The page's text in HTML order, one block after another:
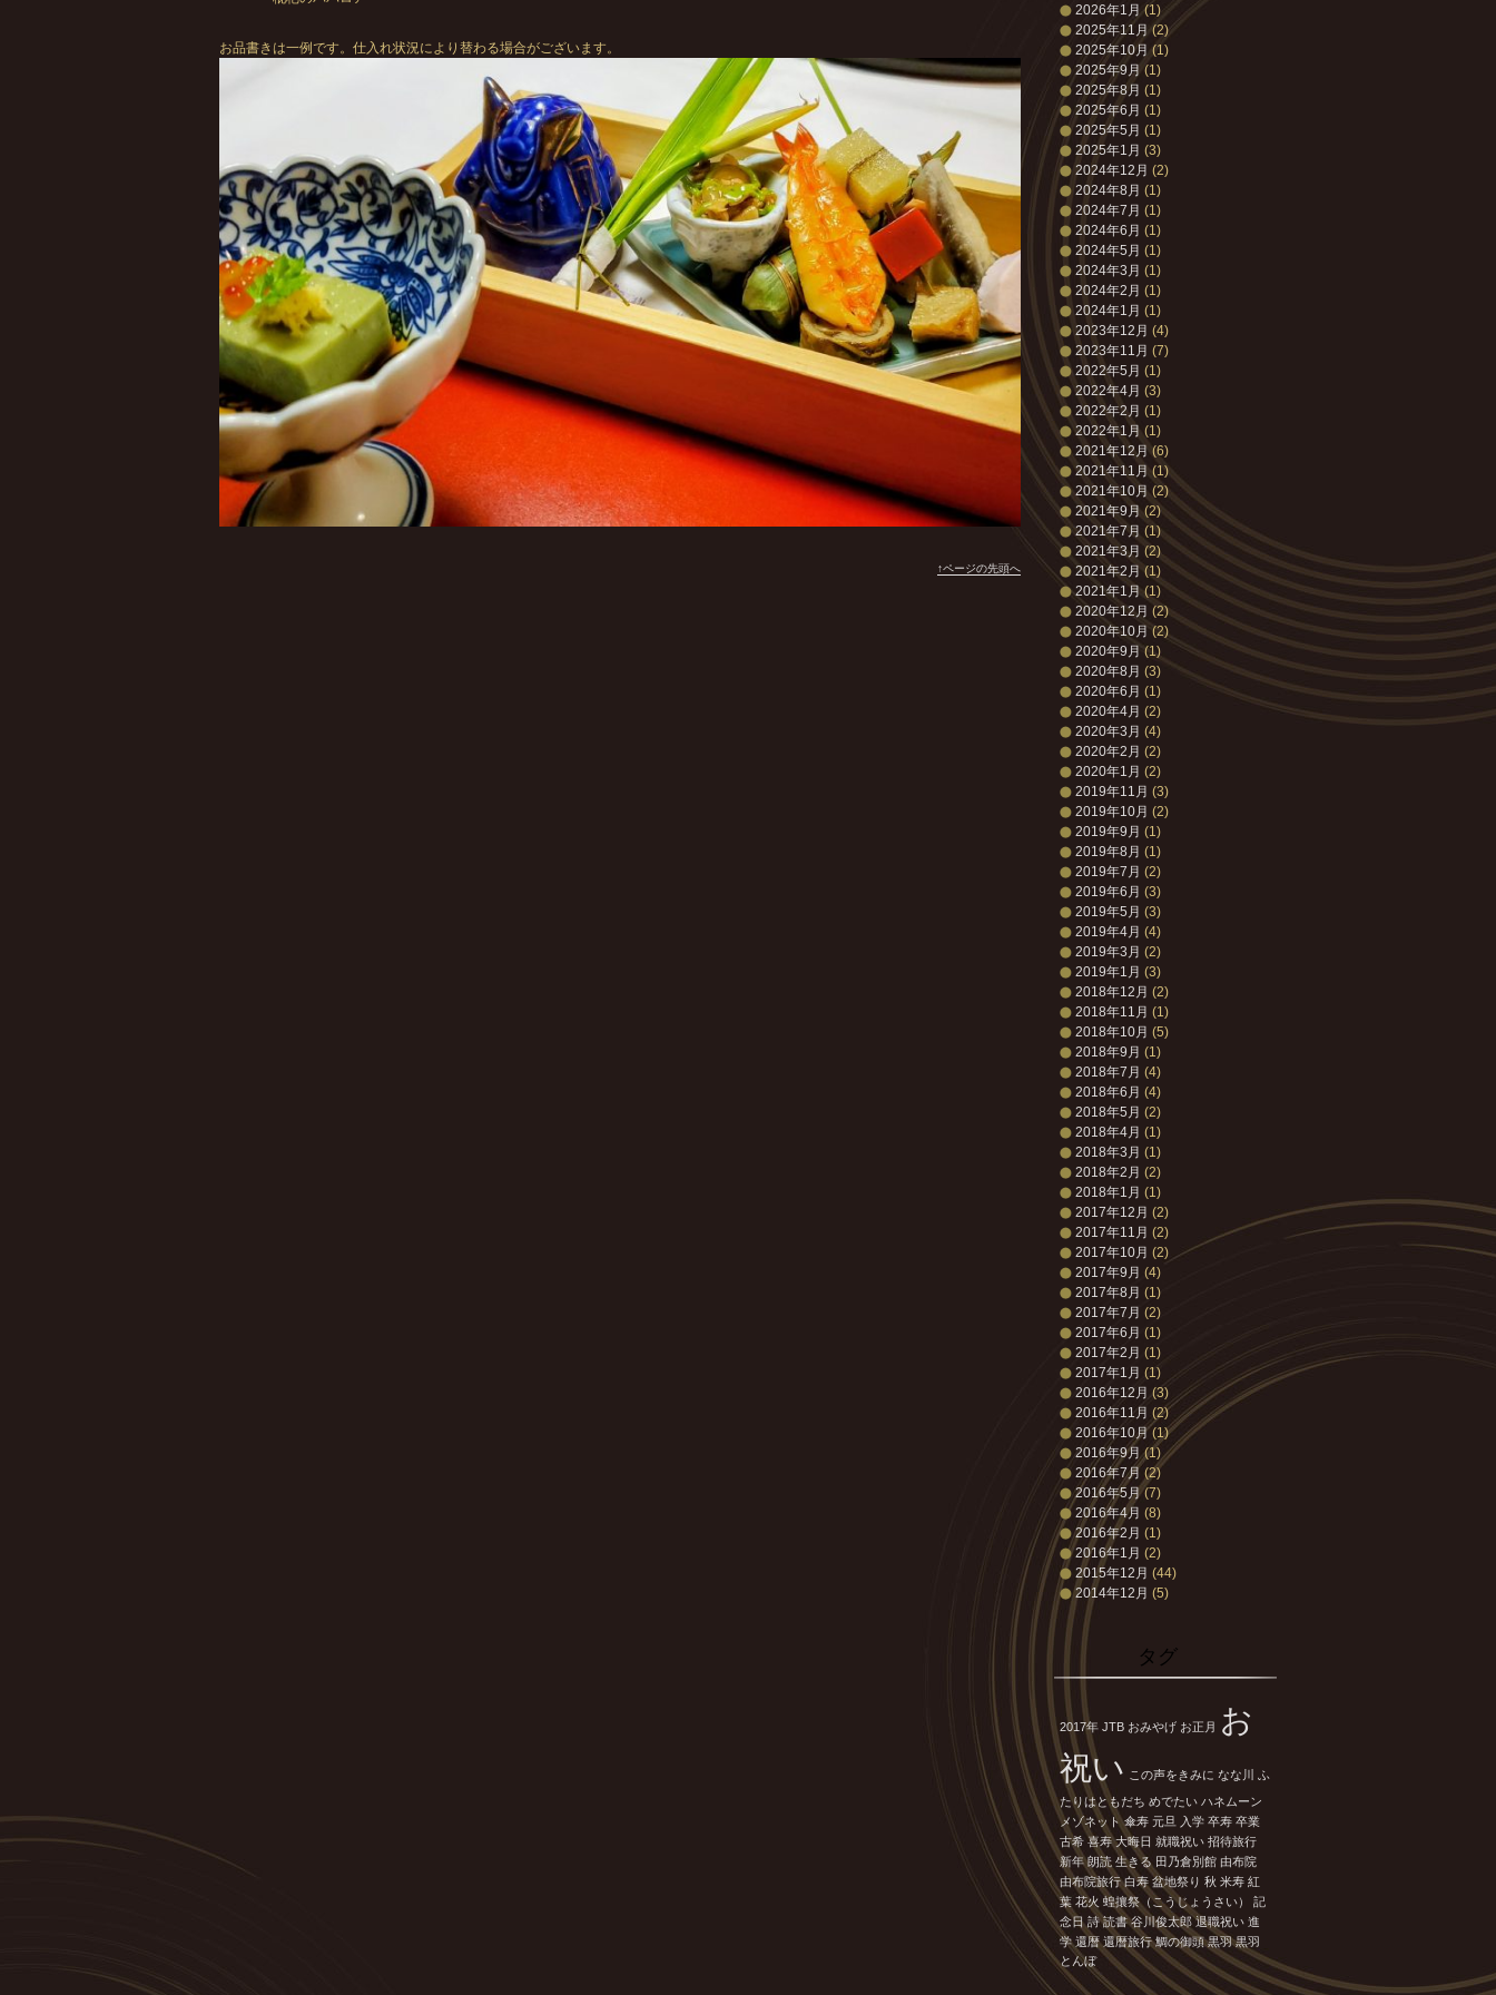
お品書きは一例です。仕入れ状況により替わる場合がございます。
↑ページの先頭へ
2026年1月(1)
2025年11月 (2)
2025年10月 (1)
2025年9月 (1)
2025年8月 (1)
2025年6月 (1)
2025年5月 (1)
2025年1月 (3)
2024年12月 (2)
2024年8月 (1)
2024年7月 (1)
2024年6月 (1)
2024年5月 (1)
2024年3月 (1)
2024年2月 (1)
2024年1月 (1)
2023年12月 (4)
2023年11月 (7)
2022年5月 (1)
2022年4月 (3)
2022年2月 (1)
2022年1月 (1)
2021年12月 (6)
2021年11月 (1)
2021年10月 (2)
2021年9月 (2)
2021年7月 (1)
2021年3月 (2)
2021年2月 (1)
2021年1月 (1)
2020年12月 (2)
2020年10月 (2)
2020年9月 (1)
2020年8月 (3)
2020年6月 (1)
2020年4月 (2)
2020年3月 (4)
2020年2月 (2)
2020年1月 (2)
2019年11月 (3)
2019年10月 (2)
2019年9月 (1)
2019年8月 (1)
2019年7月 (2)
2019年6月 (3)
2019年5月 (3)
2019年4月 (4)
2019年3月 (2)
2019年1月 (3)
2018年12月 (2)
2018年11月 (1)
2018年10月 (5)
2018年9月 (1)
2018年7月 (4)
2018年6月 (4)
2018年5月 (2)
2018年4月 (1)
2018年3月 (1)
2018年2月 (2)
2018年1月 (1)
2017年12月 (2)
2017年11月 (2)
2017年10月 (2)
2017年9月 (4)
2017年8月 (1)
2017年7月 (2)
2017年6月 (1)
2017年2月 (1)
2017年1月 (1)
2016年12月 (3)
2016年11月 (2)
2016年10月(1)
2016年9月 (1)
2016年7月 (2)
2016年5月(7)
2016年4月 (8)
2016年2月 (1)
2016年1月 (2)
2015年12月 (44)
2014年12月 (5)
タグ
2017年 JTB おみやげ お正月 お
祝い この声をきみに なな川 ふ
たりはともだち めでたい ハネムーン
メゾネット 傘寿 元旦 入学 卒寿 卒業
古希 喜寿 大晦日 就職祝い 招待旅行
新年 朗読 生きる 田乃倉別館 由布院
由布院旅行 白寿 盆地祭り 秋 米寿 紅
葉 花火 蝗攘祭（こうじょうさい）
記
念日 詩 読書 谷川俊太郎 退職祝い 進
学 還暦 還暦旅行 鯛の御頭 黒羽 黒羽
とんぼ